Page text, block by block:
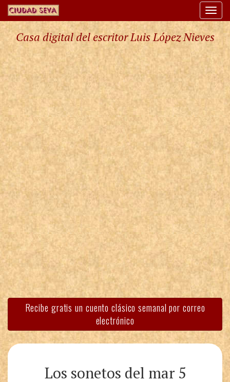
Casa digital del escritor Luis López Nieves
Recibe gratis un cuento clásico semanal por correo
electrónico
Los sonetos del mar 5